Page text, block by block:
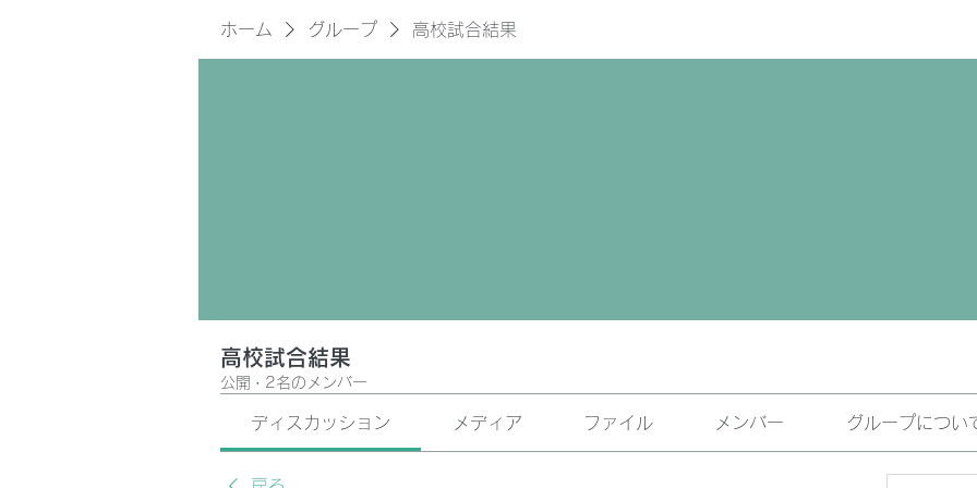
ホーム グループ 高校試合結果
高校試合結果
公開 · 2名のメンバー
ディスカッション メディア ファイル メンバー グループについ